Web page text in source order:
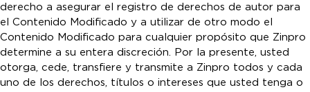
derecho a asegurar el registro de derechos de autor para
el Contenido Modificado y a utilizar de otro modo el
Contenido Modificado para cualquier propósito que Zinpro
determine a su entera discreción. Por la presente, usted
otorga, cede, transfiere y transmite a Zinpro todos y cada
uno de los derechos, títulos o intereses que usted tenga o